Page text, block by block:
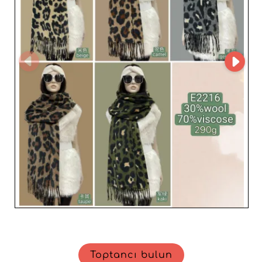
garanti edilir. Mağazanızı güncel, şık ve erişilebilir
ürünlerle zenginleştirmek için VICTORIA EL’ye güvenin.
İster küçük bağımsız bir mağaza olun ister yerleşik bir
dağıtım ağı, bu toptancı satışlarınızı artırmak ve talepkâr
bir müşteri kitlesini memnun etmek için size uygun
çözümler sunacaktır.
Toptancı bulun